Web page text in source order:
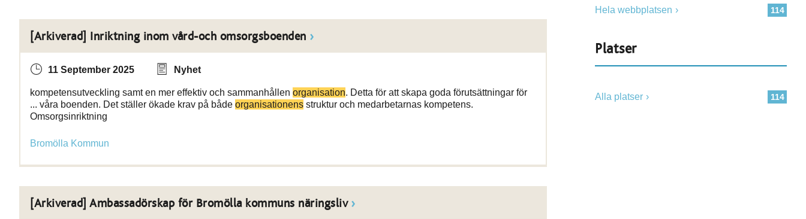
[Arkiverad] Inriktning inom vård-och omsorgsboenden
11 September 2025 Nyhet
kompetensutveckling samt en mer effektiv och sammanhållen organisation. Detta för att skapa goda förutsättningar för
... våra boenden. Det ställer ökade krav på både organisationens struktur och medarbetarnas kompetens.
Omsorgsinriktning
Bromölla Kommun
[Arkiverad] Ambassadörskap för Bromölla kommuns näringsliv
114
Hela webbplatsen
Platser
114
Alla platser